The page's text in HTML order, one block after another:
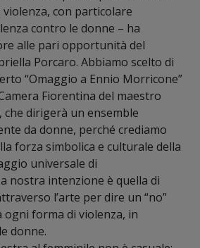
con particolare
contro le donne – ha
alle pari opportunità del
Porcaro. Abbiamo scelto di
“Omaggio a Ennio Morricone”
Fiorentina del maestro
che dirigerà un ensemble
da donne, perché crediamo
forza simbolica e culturale della
universale di
nostra intenzione è quella di
l’arte per dire un “no”
ogni forma di violenza, in
donne.